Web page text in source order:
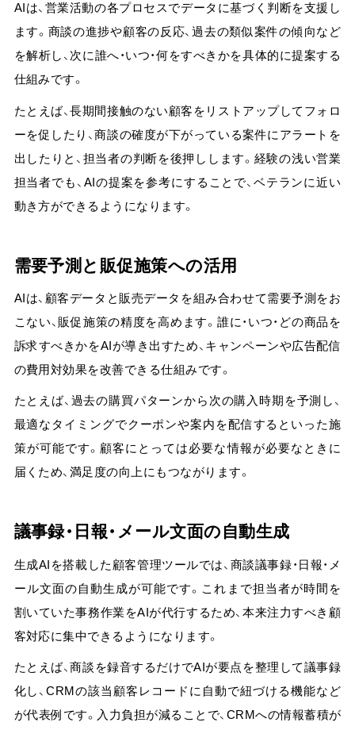
AIは、営業活動の各プロセスでデータに基づく判断を支援し
ます。商談の進捗や顧客の反応、過去の類似案件の傾向など
を解析し、次に誰へ・いつ・何をすべきかを具体的に提案する
仕組みです。
たとえば、長期間接触のない顧客をリストアップしてフォロ
ーを促したり、商談の確度が下がっている案件にアラートを
出したりと、担当者の判断を後押しします。 経験の浅い営業
担当者でも、AIの提案を参考にすることで、ベテランに近い
動き方ができるようになります。
需要予測と販促施策への活用
AIは、顧客データと販売データを組み合わせて需要予測をお
こない、販促施策の精度を高めます。 誰に・いつ・どの商品を
訴求すべきかをAIが導き出すため、キャンペーンや広告配信
の費用対効果を改善できる仕組みです。
たとえば、過去の購買パターンから次の購入時期を予測し、
最適なタイミングでクーポンや案内を配信するといった施
策が可能です。顧客にとっては必要な情報が必要なときに
届くため、満足度の向上にもつながります。
議事録・日報・メール文面の自動生成
生成AIを搭載した顧客管理ツールでは、商談議事録・日報・メ
ール文面の自動生成が可能です。これまで担当者が時間を
割いていた事務作業をAIが代行するため、本来注力すべき顧
客対応に集中できるようになります。
たとえば、商談を録音するだけでAIが要点を整理して議事録
化し、CRMの該当顧客レコードに自動で紐づける機能など
が代表例 です。入力負担が減ることで、CRMへの情報蓄積が